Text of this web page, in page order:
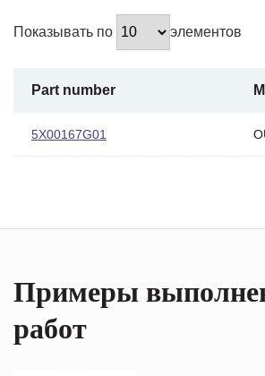
Показывать по элементов
Part number
5X00167G01
Примеры
работ